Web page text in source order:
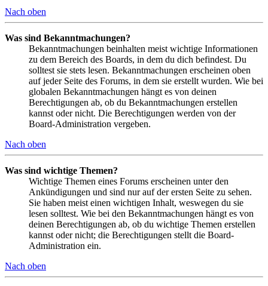
Nach oben
Was sind Bekanntmachungen?
Bekanntmachungen beinhalten meist wichtige Informationen
zu dem Bereich des Boards, in dem du dich befindest. Du
solltest sie stets lesen. Bekanntmachungen erscheinen oben
auf jeder Seite des Forums, in dem sie erstellt wurden. Wie bei
globalen Bekanntmachungen hängt es von deinen
Berechtigungen ab, ob du Bekanntmachungen erstellen
kannst oder nicht. Die Berechtigungen werden von der
Board-Administration vergeben.
Nach oben
Was sind wichtige Themen?
Wichtige Themen eines Forums erscheinen unter den
Ankündigungen und sind nur auf der ersten Seite zu sehen.
Sie haben meist einen wichtigen Inhalt, weswegen du sie
lesen solltest. Wie bei den Bekanntmachungen hängt es von
deinen Berechtigungen ab, ob du wichtige Themen erstellen
kannst oder nicht; die Berechtigungen stellt die Board-
Administration ein.
Nach oben